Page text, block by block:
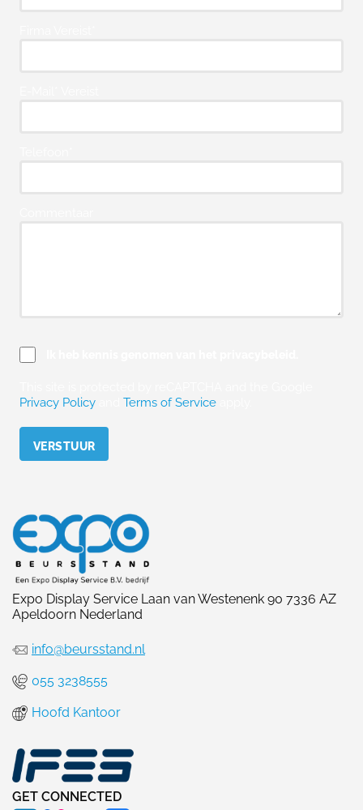
Privacy Policy
Terms of Service
Expo Display Service Laan van Westenenk 90 7336 AZ
Apeldoorn Nederland
info@beursstand.nl
055 3238555
Hoofd Kantoor
GET CONNECTED